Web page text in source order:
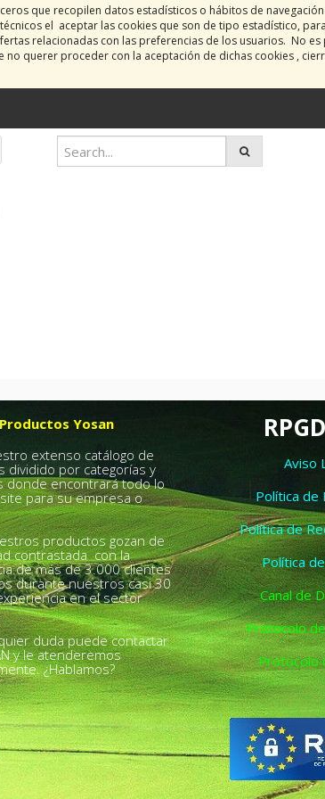
que recopilen datos estadísticos o hábitos de
el aceptar las cookies que son de tipo estadístico,
relacionadas con las preferencias de los usuarios. No es
querer proceder con la aceptación de dichas cookies ,
Productos Yosan
extenso catálogo de
dividido por categorías y
donde encontrará todo lo
para su empresa o
productos gozan de
contrastada con la
de más de 3.000 clientes
durante nuestros casi 30
en el sector
duda puede contactar
y le atenderemos
¿Hablamos?
Aviso
Política de
Política de
Política
Canal de
Protocolo
Protocolo